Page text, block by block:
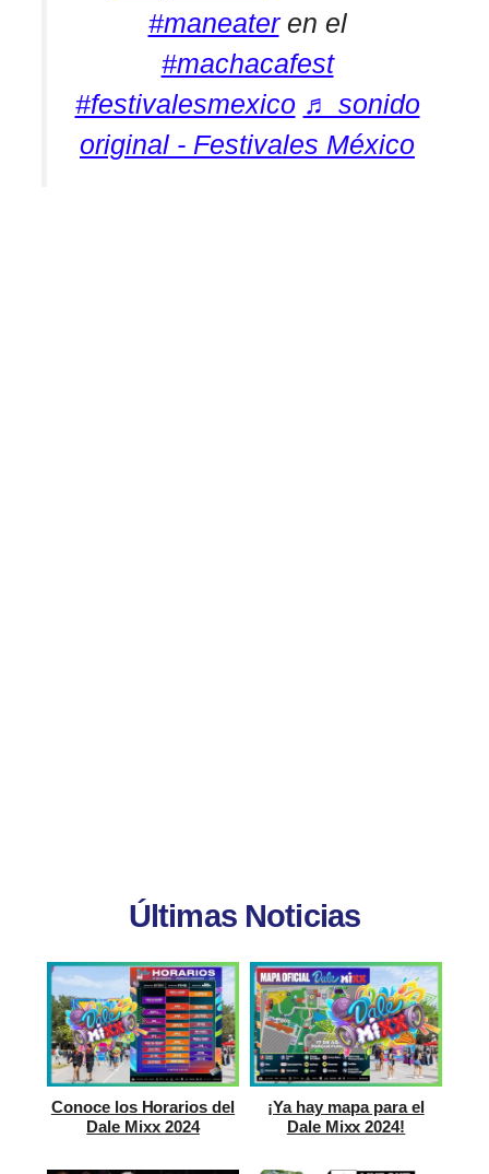
#maneateren el
#machacafest
#festivalesmexico ♬ sonido
original - Festivales México
Últimas Noticias
Conoce los Horarios del
Dale Mixx 2024
¡Ya hay mapa para el
Dale Mixx 2024!